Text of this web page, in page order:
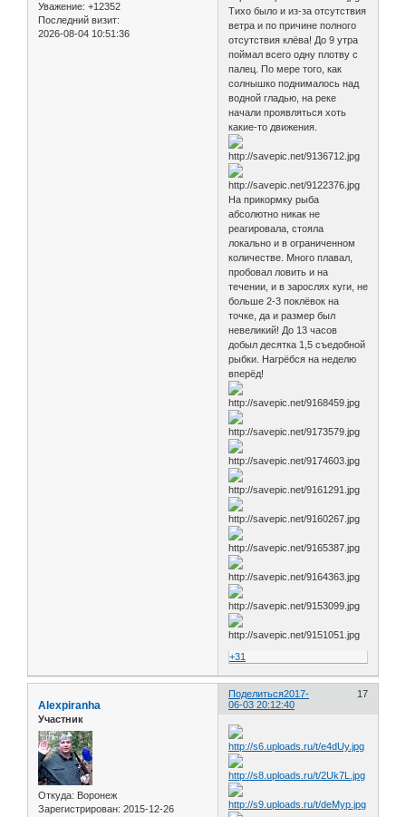
Уважение: +12352
Последний визит:
2026-08-04 10:51:36
Тихо было и из-за отсутствия
ветра и по причине полного
отсутствия клёва! До 9 утра
поймал всего одну плотву с
палец. По мере того, как
солнышко поднималось над
водной гладью, на реке
начали проявляться хоть
какие-то движения.
На прикормку рыба
абсолютно никак не
реагировала, стояла
локально и в ограниченном
количестве. Много плавал,
пробовал ловить и на
течении, и в зарослях куги, не
больше 2-3 поклёвок на
точке, да и размер был
невеликий! До 13 часов
добыл десятка 1,5 съедобной
рыбки. Нагрёбся на неделю
вперёд!
+31
Поделиться 17
2017-
06-03 20:12:40
Alexpiranha
Участник
Откуда: Воронеж
Зарегистрирован: 2015-12-26